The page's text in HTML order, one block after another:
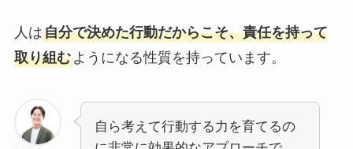
人は自分で決めた行動だからこそ、責任を持って
取り組むようになる性質を持っています。
自ら考えて行動する力を育てるの